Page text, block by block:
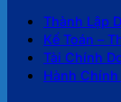
Thành Lập
Kế Toán –
Tài Chính
Hành